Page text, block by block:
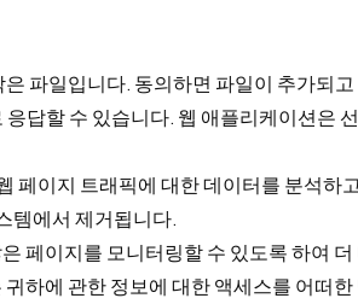
파일입니다. 동의하면 파일이 추가되
답할 수 있습니다. 웹 애플리케이션은
페이지 트래픽에 대한 데이터를 분석하
템에서 제거됩니다.
페이지를 모니터링할 수 있도록 하여
하에 관한 정보에 대한 액세스를 어떠